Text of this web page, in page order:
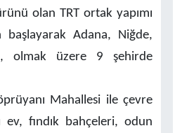
olan TRT ortak yapımı
başlayarak Adana, Niğde,
olmak üzere 9 şehirde
Mahallesi ile çevre
ev, fındık bahçeleri, odun